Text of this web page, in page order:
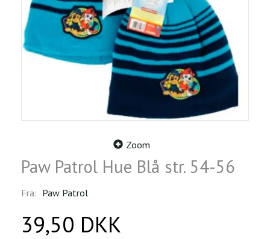
Zoom
Paw Patrol Hue Blå str. 54-56
Fra: Paw Patrol
39,50 DKK